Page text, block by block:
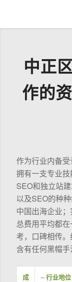
中正
作的
作为行业内备
拥有一支专业
SEO和独立站
以及SEO的种
中国出海企业
总费用平均都
考，口碑相传
含有任何黑帽手
成
–行业地位